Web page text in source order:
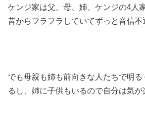
ケンジ家は父、母、姉、ケンジの4人
昔からフラフラしていてずっと音信不
でも母親も姉も前向きな人たちで明
るし、姉に子供もいるので自分は気が